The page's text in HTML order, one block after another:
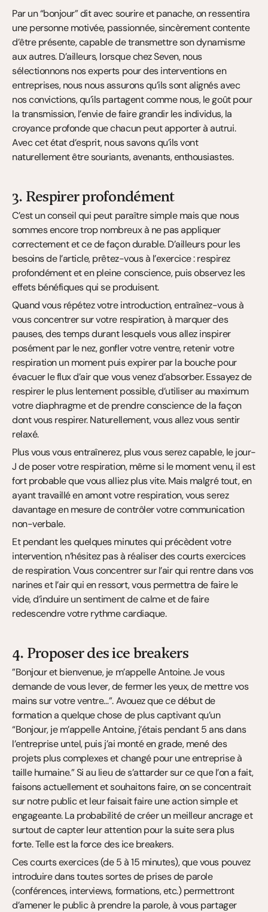
Par un “bonjour” dit avec sourire et panache, on ressentira
une personne motivée, passionnée, sincèrement contente
d’être présente, capable de transmettre son dynamisme
aux autres. D’ailleurs, lorsque chez Seven, nous
sélectionnons nos experts pour des interventions en
entreprises, nous nous assurons qu’ils sont alignés avec
nos convictions, qu’ils partagent comme nous, le goût pour
la transmission, l’envie de faire grandir les individus, la
croyance profonde que chacun peut apporter à autrui.
Avec cet état d’esprit, nous savons qu’ils vont
naturellement être souriants, avenants, enthousiastes.
3. Respirer profondément
C’est un conseil qui peut paraître simple mais que nous
sommes encore trop nombreux à ne pas appliquer
correctement et ce de façon durable. D’ailleurs pour les
besoins de l’article, prêtez-vous à l’exercice : respirez
profondément et en pleine conscience, puis observez les
effets bénéfiques qui se produisent.
Quand vous répétez votre introduction, entraînez-vous à
vous concentrer sur votre respiration, à marquer des
pauses, des temps durant lesquels vous allez inspirer
posément par le nez, gonfler votre ventre, retenir votre
respiration un moment puis expirer par la bouche pour
évacuer le flux d’air que vous venez d’absorber. Essayez de
respirer le plus lentement possible, d’utiliser au maximum
votre diaphragme et de prendre conscience de la façon
dont vous respirer. Naturellement, vous allez vous sentir
relaxé.
Plus vous vous entraînerez, plus vous serez capable, le jour-
J de poser votre respiration, même si le moment venu, il est
fort probable que vous alliez plus vite. Mais malgré tout, en
ayant travaillé en amont votre respiration, vous serez
davantage en mesure de contrôler votre communication
non-verbale.
Et pendant les quelques minutes qui précèdent votre
intervention, n’hésitez pas à réaliser des courts exercices
de respiration. Vous concentrer sur l’air qui rentre dans vos
narines et l’air qui en ressort, vous permettra de faire le
vide, d’induire un sentiment de calme et de faire
redescendre votre rythme cardiaque.
4. Proposer des ice breakers
”Bonjour et bienvenue, je m’appelle Antoine. Je vous
demande de vous lever, de fermer les yeux, de mettre vos
mains sur votre ventre…”. Avouez que ce début de
formation a quelque chose de plus captivant qu’un
“Bonjour, je m’appelle Antoine, j’étais pendant 5 ans dans
l’entreprise untel, puis j’ai monté en grade, mené des
projets plus complexes et changé pour une entreprise à
taille humaine.” Si au lieu de s’attarder sur ce que l’on a fait,
faisons actuellement et souhaitons faire, on se concentrait
sur notre public et leur faisait faire une action simple et
engageante. La probabilité de créer un meilleur ancrage et
surtout de capter leur attention pour la suite sera plus
forte. Telle est la force des ice breakers.
Ces courts exercices (de 5 à 15 minutes), que vous pouvez
introduire dans toutes sortes de prises de parole
(conférences, interviews, formations, etc.) permettront
d’amener le public à prendre la parole, à vous partager